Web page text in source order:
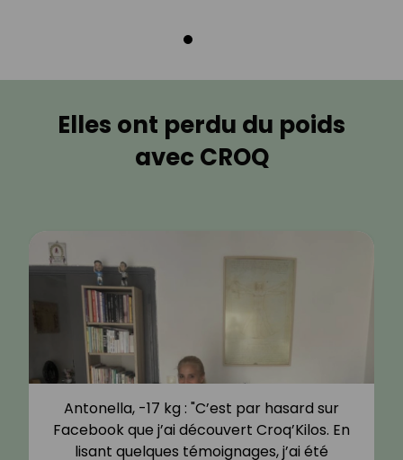
Elles ont perdu du poids
avec CROQ
Antonella, -17 kg : "C’est par hasard sur
Facebook que j’ai découvert Croq’Kilos. En
lisant quelques témoignages, j’ai été